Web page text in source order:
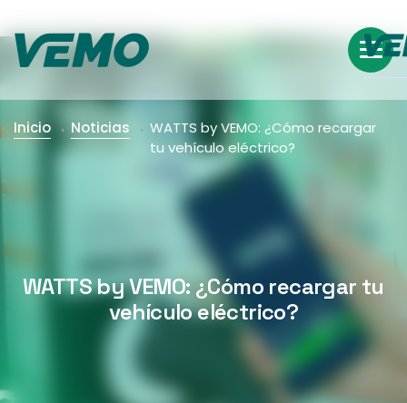
Inicio Noticias
WATTS by VEMO: ¿Cómo recargar
tu vehículo eléctrico?
WATTS by VEMO: ¿Cómo recargar tu
vehículo eléctrico?